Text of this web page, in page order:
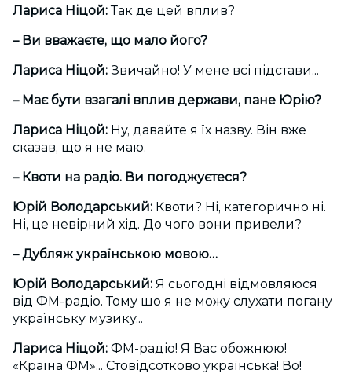
Лариса Ніцой:Так де цей вплив?
– Ви вважаєте, що мало його?
Лариса Ніцой: Звичайно! У мене всі підстави...
– Має бути взагалі вплив держави, пане Юрію?
Лариса Ніцой: Ну, давайте я їх назву. Він вже
сказав, що я не маю.
– Квоти на радіо. Ви погоджуєтеся?
Юрій Володарський: Квоти? Ні, категорично ні.
Ні, це невірний хід. До чого вони привели?
– Дубляж українською мовою…
Юрій Володарський: Я сьогодні відмовляюся
від ФМ-радіо. Тому що я не можу слухати погану
українську музику...
Лариса Ніцой: ФМ-радіо! Я Вас обожнюю!
«Країна ФМ»... Стовідсотково українська! Во!